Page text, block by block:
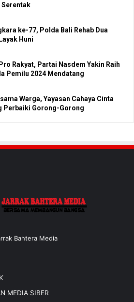
Serentak
ke-77, Polda Bali Rehab Dua
Huni
Rakyat, Partai Nasdem Yakin Raih
Pemilu 2024 Mendatang
Warga, Yayasan Cahaya Cinta
Perbaiki Gorong-Gorong
Bahtera Media
MEDIA SIBER